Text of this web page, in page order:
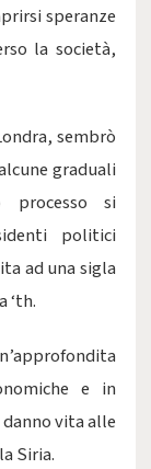
speranze
la società,
sembrò
graduali
processo si
politici
ad una sigla
‘th.
e in
vita alle
Siria.